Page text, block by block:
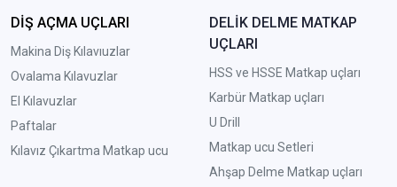
DİŞ AÇMA UÇLARI
Makina Diş Kılavıuzlar
Ovalama Kılavuzlar
El Kılavuzlar
Paftalar
Kılavız Çıkartma Matkap ucu
DELİK DELME MATKAP
UÇLARI
HSS ve HSSE Matkap uçları
Karbür Matkap uçları
U Drill
Matkap ucu Setleri
Ahşap Delme Matkap uçları